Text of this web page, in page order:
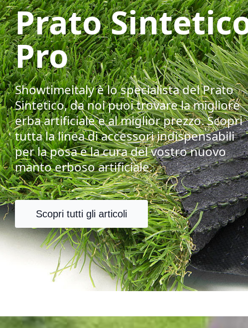
Prato
Pro
Showtimeitaly è lo specialista del Prato
Sintetico, da noi puoi trovare la migliore
erba artificiale e al miglior prezzo. Scopri
tutta la linea di accessori indispensabili
per la posa e la cura del vostro nuovo
manto erboso artificiale.
Scopri tutti gli articoli